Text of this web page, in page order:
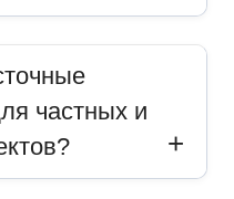
частных и